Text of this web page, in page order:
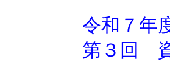
令和７
第３回